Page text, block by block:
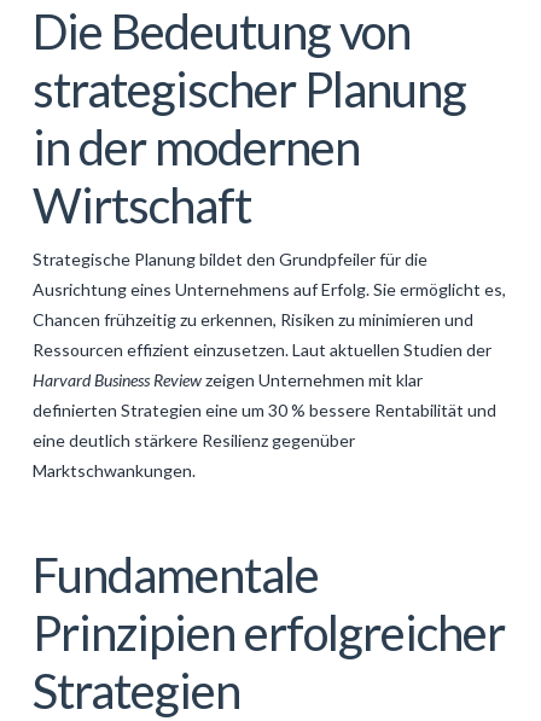
Die Bedeutung von
strategischer Planung
in der modernen
Wirtschaft
Strategische Planung bildet den Grundpfeiler für die
Ausrichtung eines Unternehmens auf Erfolg. Sie ermöglicht es,
Chancen frühzeitig zu erkennen, Risiken zu minimieren und
Ressourcen effizient einzusetzen. Laut aktuellen Studien der
Harvard Business Reviewzeigen Unternehmen mit klar
definierten Strategien eine um 30 % bessere Rentabilität und
eine deutlich stärkere Resilienz gegenüber
Marktschwankungen.
Fundamentale
Prinzipien erfolgreicher
Strategien